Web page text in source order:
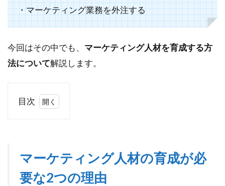
・マーケティング業務を外注する
今回はその中でも、 マーケティング人材を育成する方
法について解説します。
目次
テ
ン
マーケティング人材の育成が必
要な2つの理由